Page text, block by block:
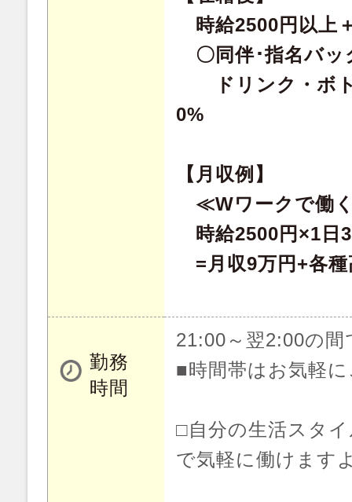
時給2500円以上
〇同伴･指名バッ
ドリンク・ボト
0%
【月収例】
≪Wワークで働
時給2500円×1日
=月収9万円+各
勤務
時間
21:00～翌2:00の間
■時間帯はお気軽
□自分の生活スタ
で気軽に働けます